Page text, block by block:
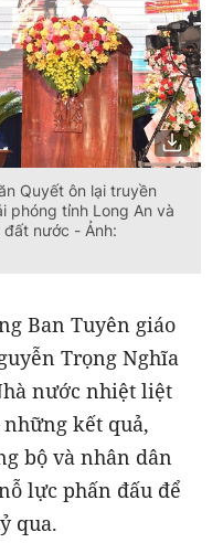
Quyết ôn lại truyền
phóng tỉnh Long An và
nước - Ảnh:
Ban Tuyên giáo
Trọng Nghĩa
nước nhiệt liệt
kết quả,
bộ và nhân dân
lực phấn đấu để
qua.